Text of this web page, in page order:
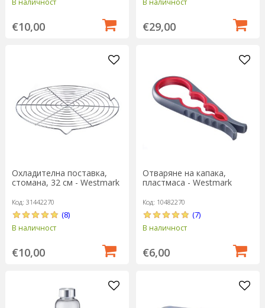
€10,00 €29,00
Охладителна поставка,
стомана, 32 см - Westmark
Код: 31442270
(8)
В наличност
€10,00
Отваряне на капака,
пластмаса - Westmark
Код: 10482270
(7)
В наличност
€6,00